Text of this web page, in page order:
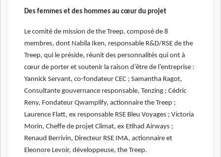
Des femmes et des hommes au cœur du projet
Le comité de mission de the Treep, composé de 8
membres, dont Nabila Iken, responsable R&D/RSE de the
Treep, qui le préside, réunit des personnalités qui ont à
cœur de porter et soutenir la raison d’être de l’entreprise :
Yannick Servant, co-fondateur CEC ; Samantha Ragot,
Consultante gouvernance responsable, Tenzing ; Cédric
Reny, Fondateur Qwamplify, actionnaire the Treep ;
Laurence Flatt, ex responsable RSE Bleu Voyages ; Victoria
Morin, Cheffe de projet Climat, ex Etihad Airways ;
Renaud Berrivin, Directeur RSE IMA, actionnaire et
Eleonore Levoir, développeuse, the Treep.